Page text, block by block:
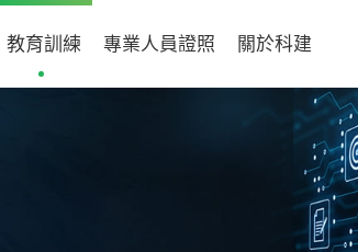
教育訓練 專業人員證照 關於科建